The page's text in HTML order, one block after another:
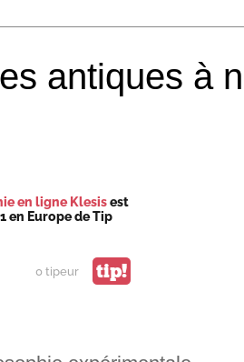
antiques à
en ligne Klesisest
en Europe de Tip
0 tipeur tip!